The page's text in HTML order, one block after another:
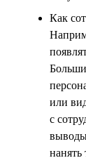
Как
или
с
нанять